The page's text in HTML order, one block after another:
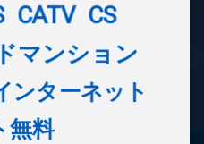
CATV CS
マンション
ンターネット
無料